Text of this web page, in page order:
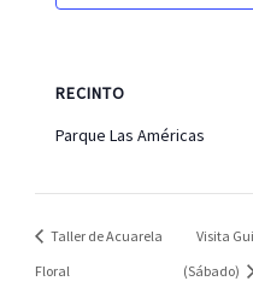
RECINTO
Parque Las Américas
Taller de Acuarela
Floral
Visita
(Sábado)